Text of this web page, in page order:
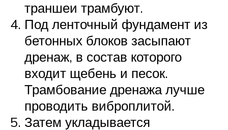
траншеи трамбуют.
Под ленточный фундамент из
бетонных блоков засыпают
дренаж, в состав которого
входит щебень и песок.
Трамбование дренажа лучше
проводить виброплитой.
Затем укладывается